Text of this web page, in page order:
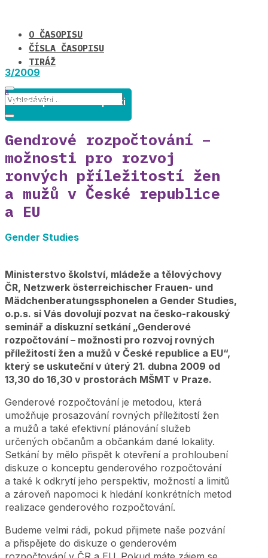
O ČASOPISU
ČÍSLA ČASOPISU
TIRÁŽ
3/2009
Rovné příležitosti v praxi
Gendrové rozpočtování –
možnosti pro rozvoj
ronvých příležitostí žen
a mužů v České republice
a EU
Gender Studies
Ministerstvo školství, mládeže a tělovýchovy
ČR, Netzwerk österreichischer Frauen- und
Mädchenberatungssphonelen a Gender Studies,
o.p.s. si Vás dovolují pozvat na česko-rakouský
seminář a diskuzní setkání „Genderové
rozpočtování – možnosti pro rozvoj rovných
příležitostí žen a mužů v České republice a EU“,
který se uskuteční v úterý 21. dubna 2009 od
13,30 do 16,30 v prostorách MŠMT v Praze.
Genderové rozpočtování je metodou, která
umožňuje prosazování rovných příležitostí žen
a mužů a také efektivní plánování služeb
určených občanům a občankám dané lokality.
Setkání by mělo přispět k otevření a prohloubení
diskuze o konceptu genderového rozpočtování
a také k odkrytí jeho perspektiv, možností a limitů
a zároveň napomoci k hledání konkrétních metod
realizace genderového rozpočtování.
Budeme velmi rádi, pokud přijmete naše pozvání
a přispějete do diskuze o genderovém